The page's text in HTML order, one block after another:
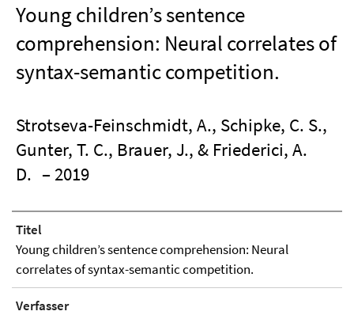
Young children’s sentence
comprehension: Neural correlates of
syntax-semantic competition.
Strotseva-Feinschmidt, A., Schipke, C. S.,
Gunter, T. C., Brauer, J., & Friederici, A.
D. – 2019
Titel
Young children’s sentence comprehension: Neural
correlates of syntax-semantic competition.
Verfasser